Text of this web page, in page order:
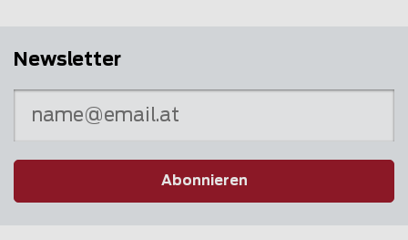
Newsletter
Abonnieren